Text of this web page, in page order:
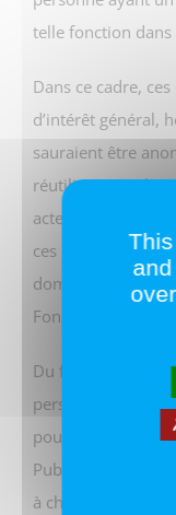
telle fonction
Dans ce cadre,
d’intérêt général,
sauraient être
acteurs privés. En
ces personnes
domestique mais
Fonction/mandat.
Du fait du statut
personnelles,
pourrait dès lors
Publique en
à charge pour